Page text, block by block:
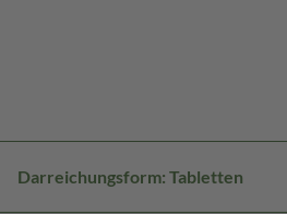
Darreichungsform: Tabletten